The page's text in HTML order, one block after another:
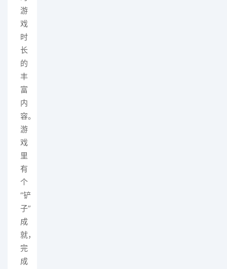
游
戏
时
长
的
丰
富
内
容。
游
戏
里
有
个
“铲
子”
成
就，
完
成